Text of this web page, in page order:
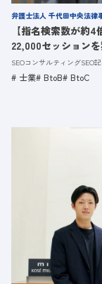
弁護士法人 千代田中央法律
【指名検索数が約
22,000セッション
SEOコンサルティングSEO
士業 BtoB BtoC